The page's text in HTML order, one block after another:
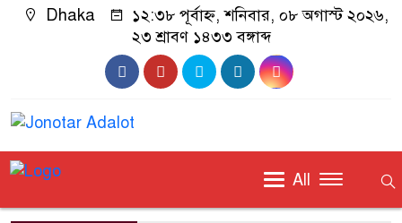
Dhaka
১২:৩৮ পূর্বাহ্ন, শনিবার, ০৮ অগাস্ট ২০২৬,
২৩ শ্রাবণ ১৪৩৩ বঙ্গাব্দ
All